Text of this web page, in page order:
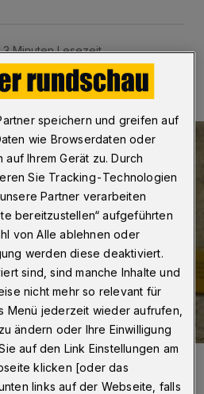
3 Minuten Lesezeit
Hauswand hinter der „Gleis 1“-
Prestin stehen Namen
Sucht nicht überlebt haben.
speichern und greifen auf
wie Browserdaten oder
Ihrem Gerät zu. Durch
Sie Tracking-Technologien
Partner verarbeiten
bereitzustellen“ aufgeführten
von Alle ablehnen oder
werden diese deaktiviert.
sind, sind manche Inhalte und
nicht mehr so relevant für
Menü jederzeit wieder aufrufen,
ändern oder Ihre Einwilligung
auf den Link Einstellungen am
klicken [oder das
links auf der Webseite, falls